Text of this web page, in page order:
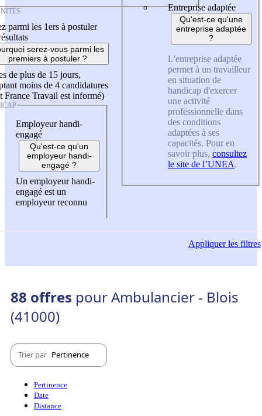
parmi les 1ers à postuler
serez-vous parmi les
premiers à postuler ?
de plus de 15 jours,
moins de 4 candidatures
France Travail est informé)
Employeur handi-
engagé
Qu'est-ce qu'un
employeur handi-
engagé ?
Un employeur handi-
engagé est un
employeur reconnu
Entreprise adaptée
Qu'est-ce qu'une
entreprise adaptée
?
L'entreprise adaptée
permet à un travailleur
en situation de
handicap d'exercer
une activité
professionnelle dans
des conditions
adaptées à ses
capacités. Pour en
savoir plus, consultez
le site de l’UNEA.
Appliquerles filtres
88 offres pour Ambulancier - Blois
(41000)
Trier par Pertinence
Pertinence
Date
Distance